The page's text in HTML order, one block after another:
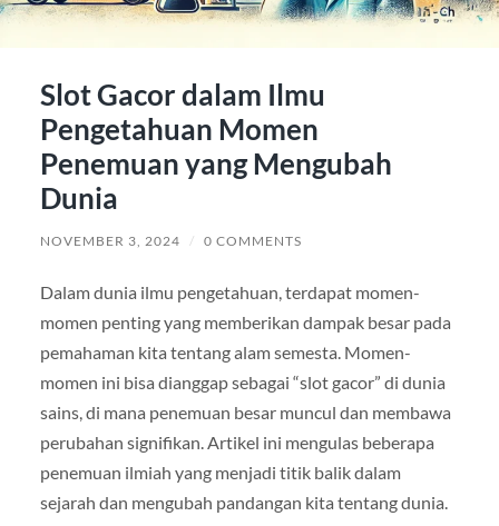
Slot Gacor dalam Ilmu
Pengetahuan Momen
Penemuan yang Mengubah
Dunia
NOVEMBER 3, 2024 / 0 COMMENTS
Dalam dunia ilmu pengetahuan, terdapat momen-
momen penting yang memberikan dampak besar pada
pemahaman kita tentang alam semesta. Momen-
momen ini bisa dianggap sebagai “slot gacor” di dunia
sains, di mana penemuan besar muncul dan membawa
perubahan signifikan. Artikel ini mengulas beberapa
penemuan ilmiah yang menjadi titik balik dalam
sejarah dan mengubah pandangan kita tentang dunia.